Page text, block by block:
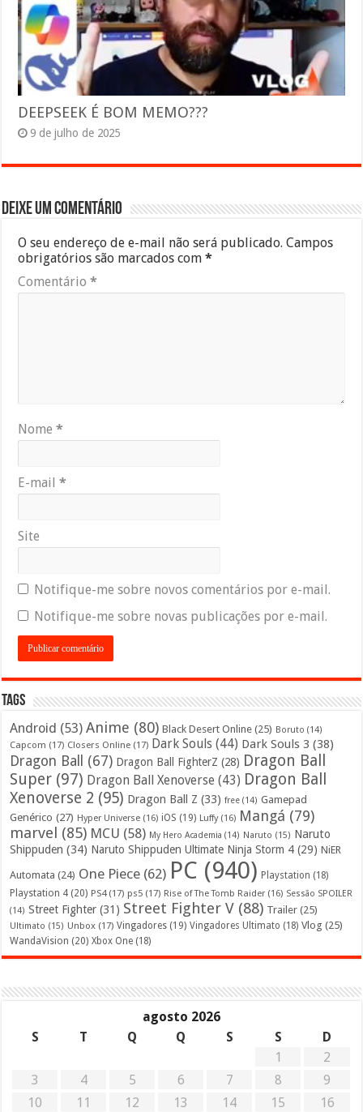
DEEPSEEK É BOM MEMO???
9 de julho de 2025
Deixe um comentário
O seu endereço de e-mail não será publicado. Campos
obrigatórios são marcados com*
Comentário*
Nome*
E-mail*
Site
Notifique-me sobre novos comentários por e-mail.
Notifique-me sobre novas publicações por e-mail.
Tags
Android (53) Anime (80) Black Desert Online (25) Boruto (14)
Capcom (17) Closers Online (17) Dark Souls (44) Dark Souls 3 (38)
Dragon Ball (67) Dragon Ball FighterZ (28) Dragon Ball
Super (97) Dragon Ball Xenoverse (43) Dragon Ball
Xenoverse 2 (95) Dragon Ball Z (33) free (14) Gamepad
Genérico (27) Hyper Universe (16) iOS (19) Luffy(16) Mangá (79)
marvel (85) MCU (58) My Hero Academia (14) Naruto (15) Naruto
Shippuden (34) Naruto Shippuden Ultimate Ninja Storm 4 (29) NiER
Automata (24) One Piece (62) PC (940) Playstation (18)
Playstation 4 (20) PS4(17) ps5 (17) Rise of The Tomb Raider (16) Sessão SPOILER
(14) Street Fighter (31) Street Fighter V (88) Trailer (25)
Ultimato (15) Unbox (17) Vingadores (19) Vingadores Ultimato (18) Vlog (25)
WandaVision (20) Xbox One (18)
agosto 2026
S
T Q Q S S
D
1
2
3
4 5 6 7 8
9
10
11 12 13 14 15
16